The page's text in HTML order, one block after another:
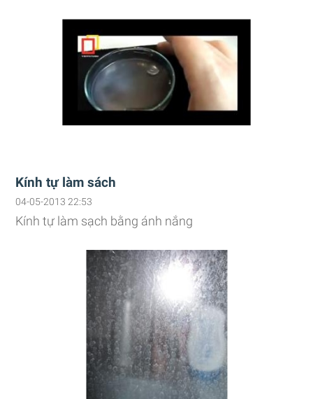
Kính tự làm sách
04-05-2013 22:53
Kính tự làm sạch bằng ánh nắng